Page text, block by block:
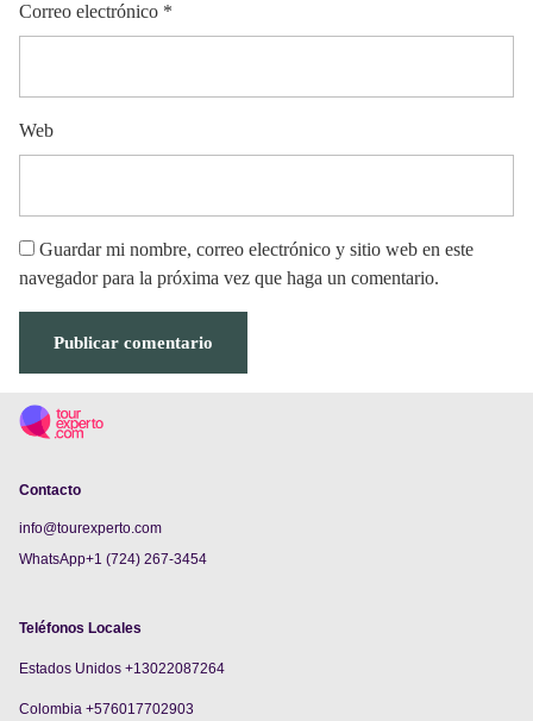
Correo electrónico *
Web
Guardar mi nombre, correo electrónico y sitio web en este
navegador para la próxima vez que haga un comentario.
Contacto
info@tourexperto.com
WhatsApp+1 (724) 267-3454
Teléfonos Locales
Estados Unidos +13022087264
Colombia +576017702903